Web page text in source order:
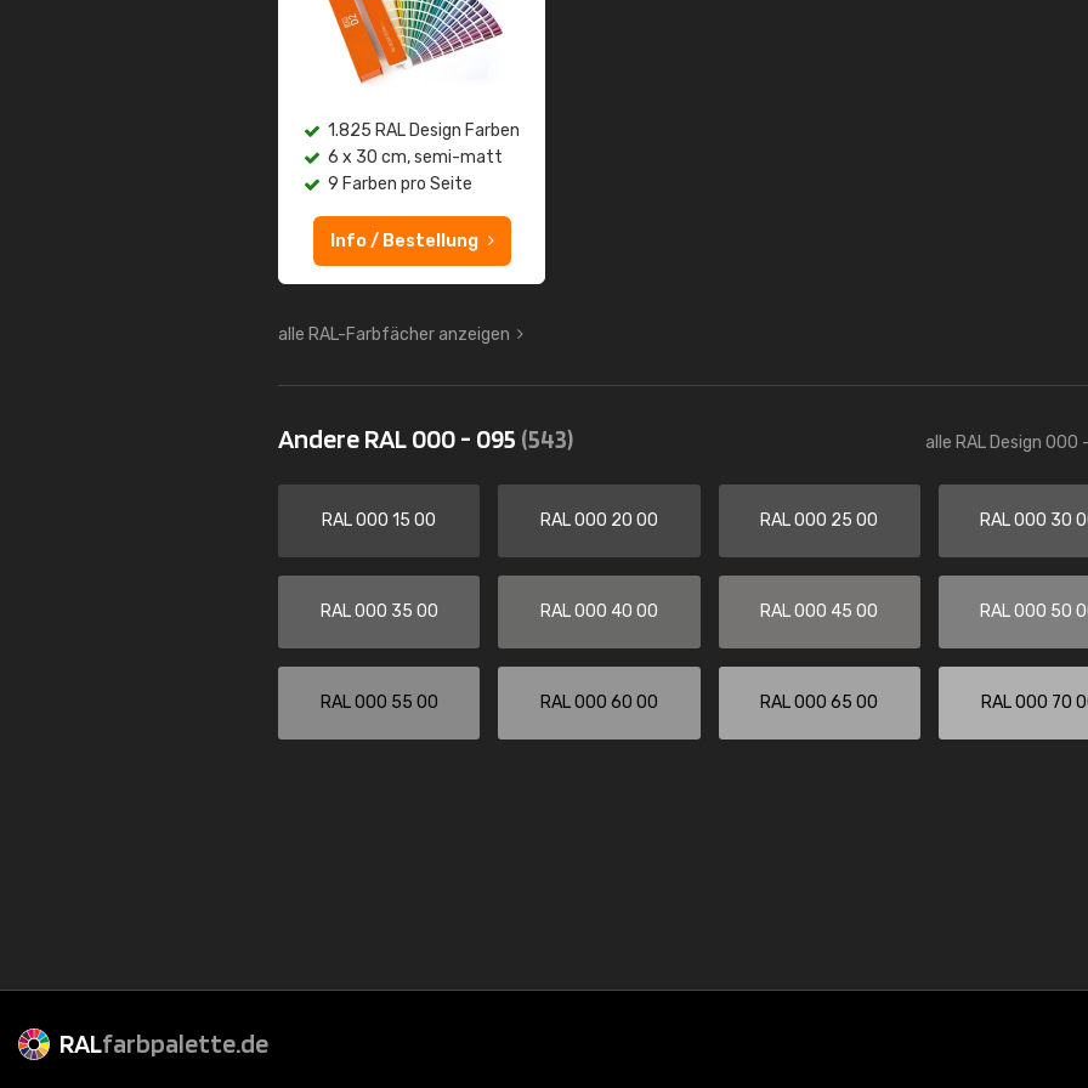
1.825 RAL Design Farben
6 x 30 cm, semi-matt
9 Farben pro Seite
Info / Bestellung
alle RAL-Farbfächer anzeigen
Andere RAL 000 - 095 (543) alle RAL Design 000
RAL 000 15 00 RAL 000 20 00 RAL 000 25 00 RAL 000 30
RAL 000 35 00 RAL 000 40 00 RAL 000 45 00 RAL 000 50
RAL 000 55 00 RAL 000 60 00 RAL 000 65 00 RAL 000 70
RALfarbpalette.de